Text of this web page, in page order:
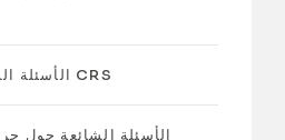
الأسئلة الشائعة حول جراحة CRS
الأسئلة الشائعة حول